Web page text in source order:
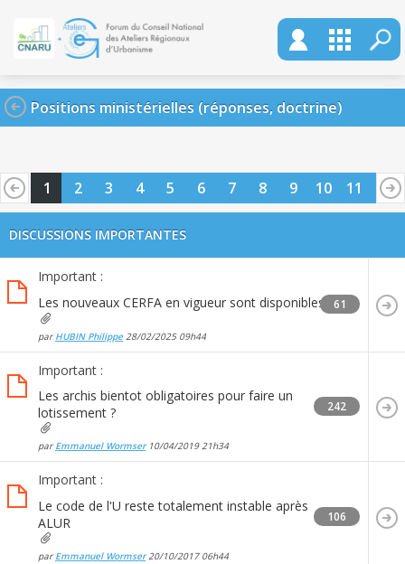
Positions ministérielles (réponses, doctrine)
1 2 3 4 5 6 7 8 9 10 11
12
DISCUSSIONS IMPORTANTES
Important :
Les nouveaux CERFA en vigueur sont disponibles
par HUBIN Philippe 28/02/2025 09h44
61
Important :
Les archis bientot obligatoires pour faire un
lotissement ?
par Emmanuel Wormser10/04/201921h34
242
Important :
Le code de l'U reste totalement instable après
ALUR
par Emmanuel Wormser20/10/2017 06h44
106